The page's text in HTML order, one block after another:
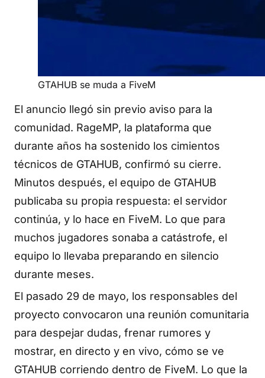
GTAHUB se muda a FiveM
El anuncio llegó sin previo aviso para la
comunidad. RageMP, la plataforma que
durante años ha sostenido los cimientos
técnicos de GTAHUB, confirmó su cierre.
Minutos después, el equipo de GTAHUB
publicaba su propia respuesta: el servidor
continúa, y lo hace en FiveM. Lo que para
muchos jugadores sonaba a catástrofe, el
equipo lo llevaba preparando en silencio
durante meses.
El pasado 29 de mayo, los responsables del
proyecto convocaron una reunión comunitaria
para despejar dudas, frenar rumores y
mostrar, en directo y en vivo, cómo se ve
GTAHUB corriendo dentro de FiveM. Lo que la